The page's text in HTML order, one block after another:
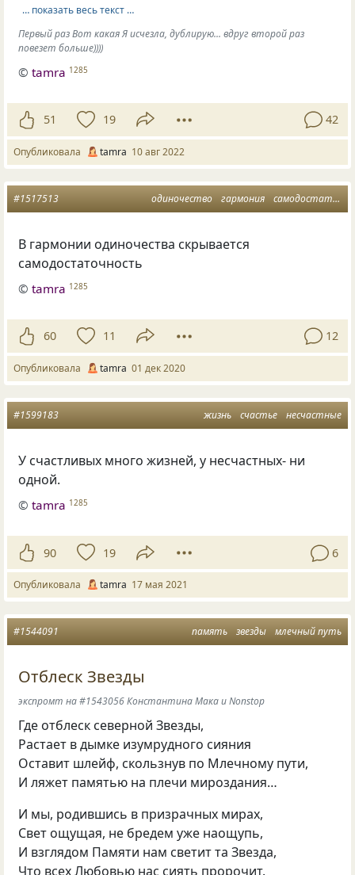
… показать весь текст …
Первый раз Вот какая Я исчезла, дублирую... вдруг второй раз
повезет больше))))
©tamra 1285
51 19 42
Опубликовала tamra 10 авг 2022
одиночество гармония самодостаточность
#1517513
В гармонии одиночества скрывается
самодостаточность
©tamra 1285
60 11 12
Опубликовала tamra 01 дек 2020
жизнь счастье несчастные
#1599183
У счастливых много жизней, у несчастных- ни
одной.
©tamra 1285
90 19 6
Опубликовала tamra 17 мая 2021
память звезды млечный путь
#1544091
Отблеск Звезды
экспромт на #1543056 Константина Мака и Nonstop
Где отблеск северной Звезды,
Растает в дымке изумрудного сияния
Оставит шлейф, скользнув по Млечному пути,
И ляжет памятью на плечи мироздания…
И мы, родившись в призрачных мирах,
Свет ощущая, не бредем уже наощупь,
И взглядом Памяти нам светит та Звезда,
Что всех Любовью нас сиять пророчит.